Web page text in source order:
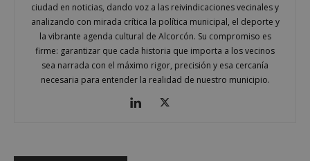
ciudad en noticias, dando voz a las reivindicaciones vecinales y
analizando con mirada crítica la política municipal, el deporte y
la vibrante agenda cultural de Alcorcón. Su compromiso es
firme: garantizar que cada historia que importa a los vecinos
sea narrada con el máximo rigor, precisión y esa cercanía
necesaria para entender la realidad de nuestro municipio.